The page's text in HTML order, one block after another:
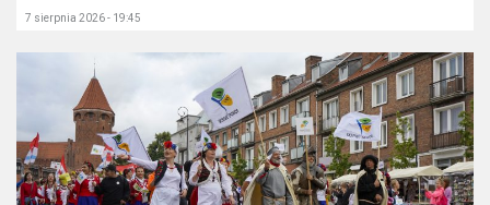
7 sierpnia 2026 - 19:45